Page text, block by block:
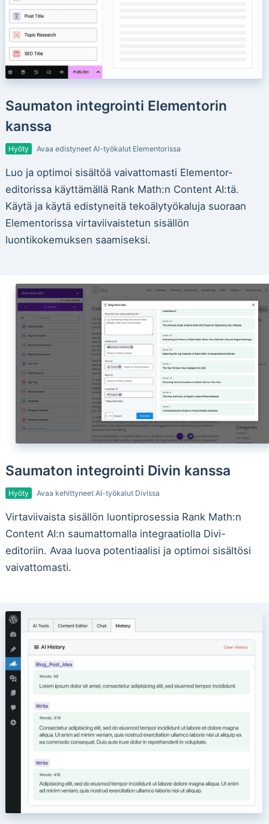
Saumaton integrointi Elementorin
kanssa
Hyöty Avaa edistyneet AI-työkalut Elementorissa
Luo ja optimoi sisältöä vaivattomasti Elementor-
editorissa käyttämällä Rank Math:n Content AI:tä.
Käytä ja käytä edistyneitä tekoälytyökaluja suoraan
Elementorissa virtaviivaistetun sisällön
luontikokemuksen saamiseksi.
Saumaton integrointi Divin kanssa
Hyöty Avaa kehittyneet AI-työkalut Divissa
Virtaviivaista sisällön luontiprosessia Rank Math:n
Content AI:n saumattomalla integraatiolla Divi-
editoriin. Avaa luova potentiaalisi ja optimoi sisältösi
vaivattomasti.